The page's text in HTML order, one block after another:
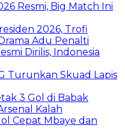
Resmi, Big Match Ini
2026, Trofi
Adu Penalti
Dirilis, Indonesia
Turunkan Skuad Lapis
3 Gol di Babak
Kalah
Cepat Mbaye dan